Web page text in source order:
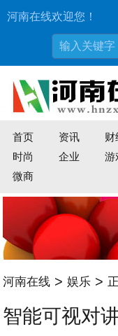
河南在线欢迎您！
首页 资讯 财
时尚
企业 游
微商
河南在线 > 娱乐 >
智能可视对